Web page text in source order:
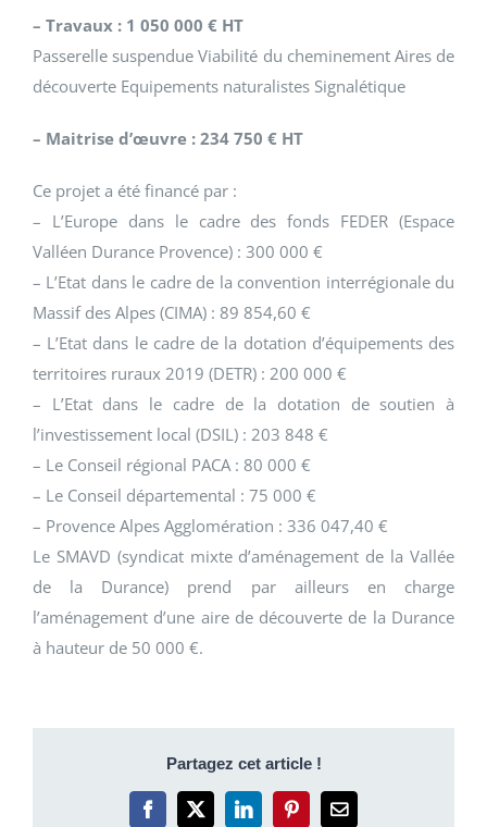
– Travaux : 1 050 000 € HT
Passerelle suspendue Viabilité du cheminement Aires de
découverte Equipements naturalistes Signalétique
– Maitrise d’œuvre : 234 750 € HT
Ce projet a été financé par :
– L’Europe dans le cadre des fonds FEDER (Espace
Valléen Durance Provence) : 300 000 €
– L’Etat dans le cadre de la convention interrégionale du
Massif des Alpes (CIMA) : 89 854,60 €
– L’Etat dans le cadre de la dotation d’équipements des
territoires ruraux 2019 (DETR) : 200 000 €
– L’Etat dans le cadre de la dotation de soutien à
l’investissement local (DSIL) : 203 848 €
– Le Conseil régional PACA : 80 000 €
– Le Conseil départemental : 75 000 €
– Provence Alpes Agglomération : 336 047,40 €
Le SMAVD (syndicat mixte d’aménagement de la Vallée
de la Durance) prend par ailleurs en charge
l’aménagement d’une aire de découverte de la Durance
à hauteur de 50 000 €.
Partagez cet article !
Facebook
X LinkedInPinterestEmail